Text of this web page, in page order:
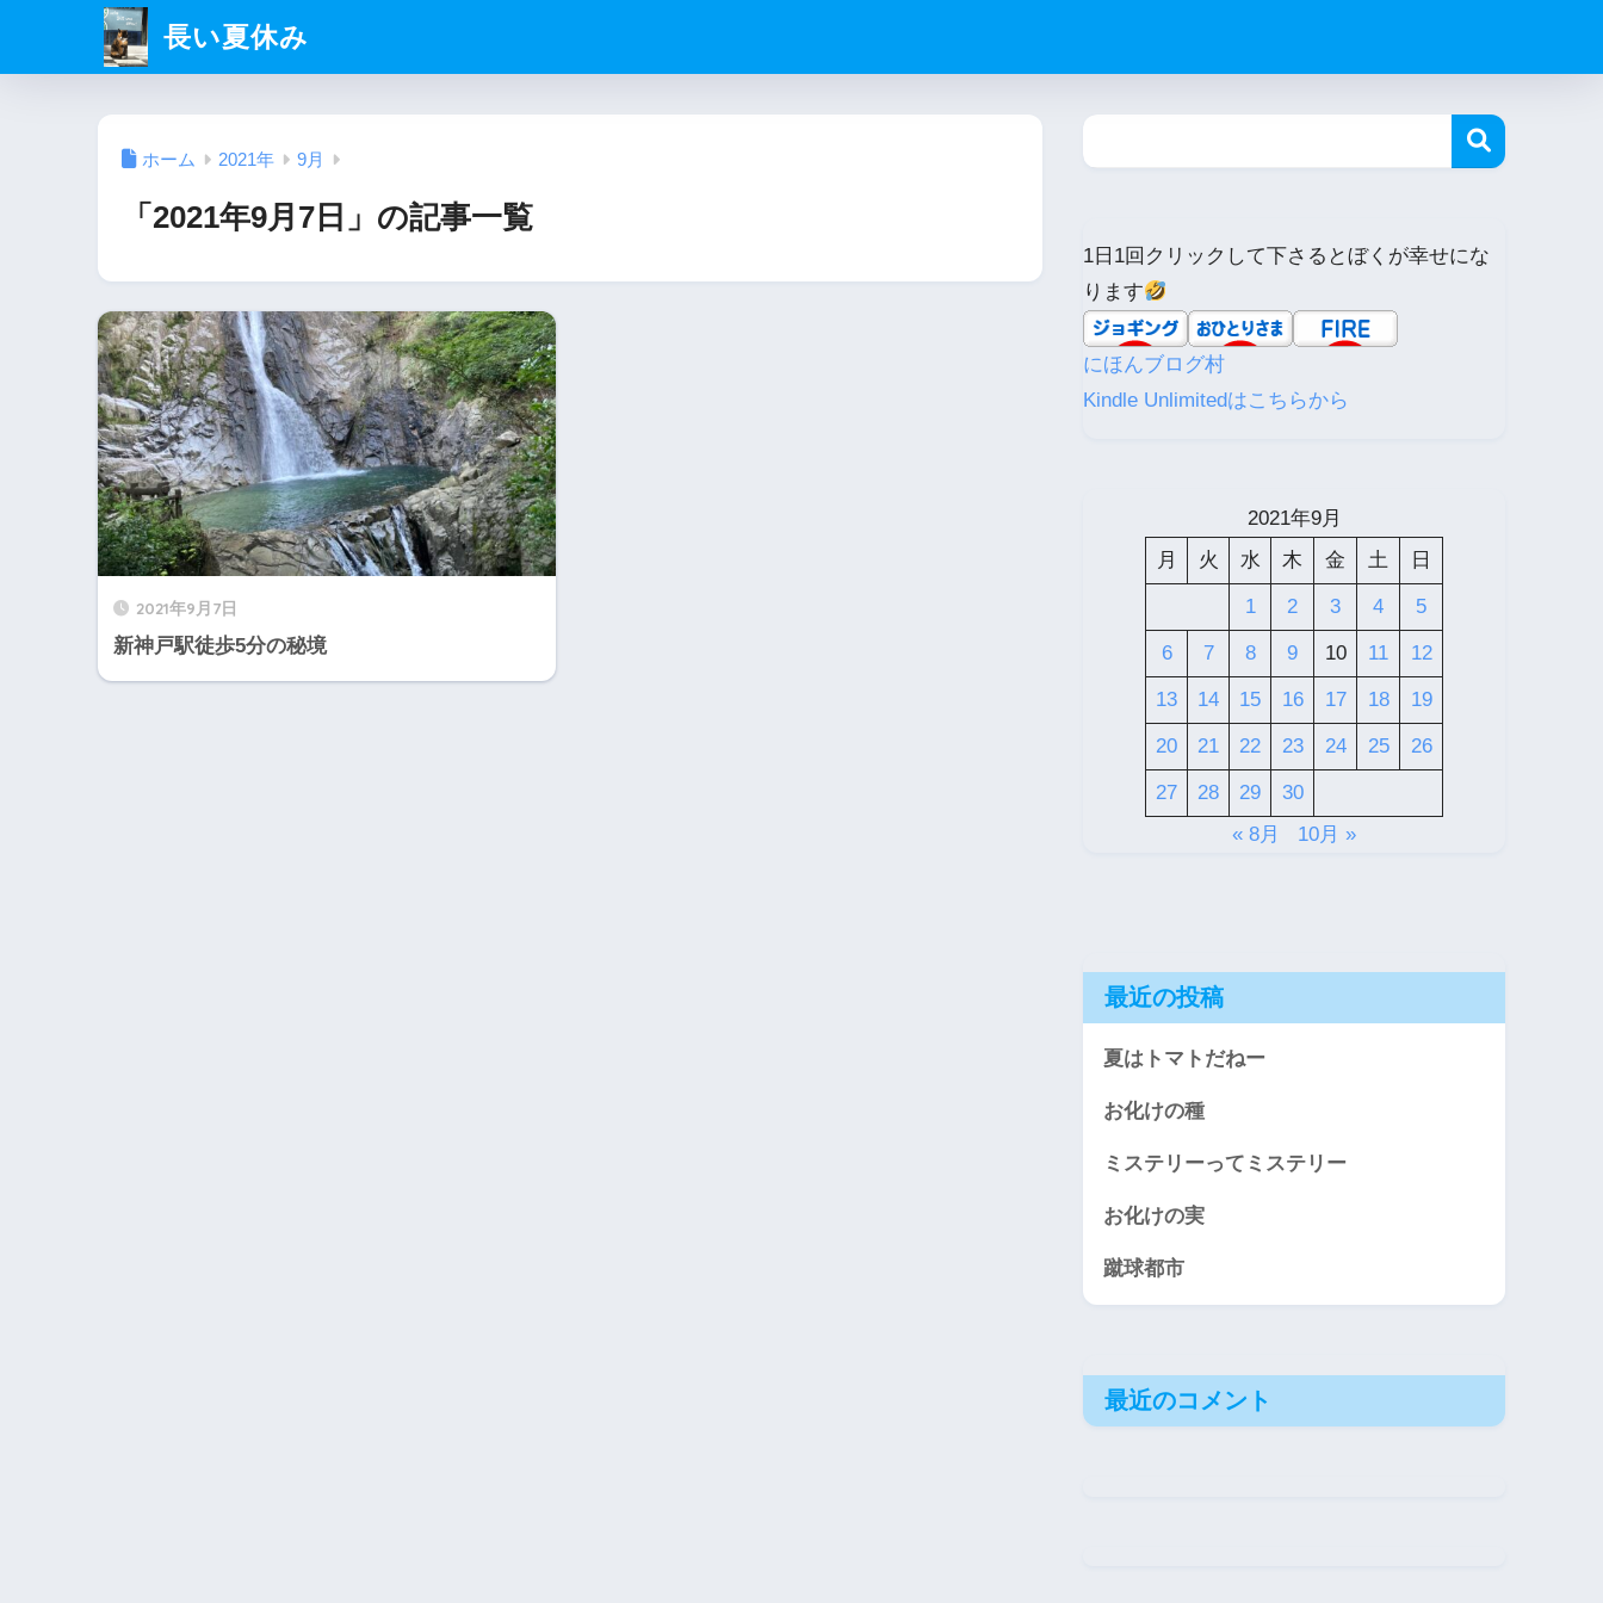
長い夏休み
ホーム 2021年 9月
「2021年9月7日」の記事一覧
2021年9月7日
新神戸駅徒歩5分の秘境
1日1回クリックして下さるとぼくが幸せにな
ります
にほんブログ村
Kindle Unlimitedはこちらから
2021年9月
月
火 水 木 金 土 日
1 2 3 4 5
6 7 8 9 10 11 12
13 14 15 16 17 18 19
20 21 22 23 24 25 26
27 28 29
30
« 8月
10月 »
最近の投稿
夏はトマトだねー
お化けの種
ミステリーってミステリー
お化けの実
蹴球都市
最近のコメント